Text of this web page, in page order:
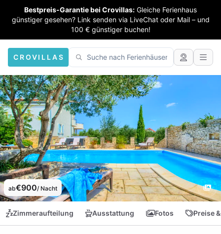
Bestpreis-Garantie bei Crovillas: Gleiche Ferienhaus
günstiger gesehen? Link senden via LiveChat oder Mail – und
100 € günstiger buchen!
CROVILLAS
ab€900/ Nacht
Zimmeraufteilung Ausstattung Fotos Preise